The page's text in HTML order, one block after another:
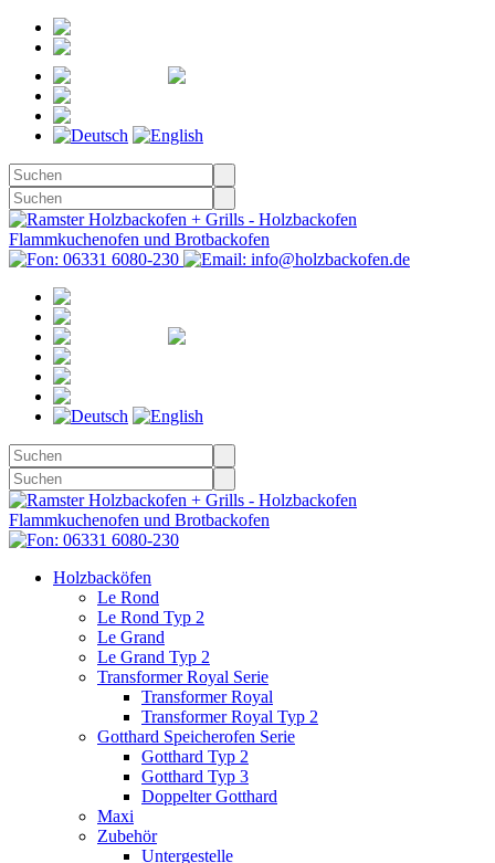
Holzbacköfen
Le Rond
Le Rond Typ 2
Le Grand
Le Grand Typ 2
Transformer Royal Serie
Transformer Royal
Transformer Royal Typ 2
Gotthard Speicherofen Serie
Gotthard Typ 2
Gotthard Typ 3
Doppelter Gotthard
Maxi
Zubehör
Untergestelle